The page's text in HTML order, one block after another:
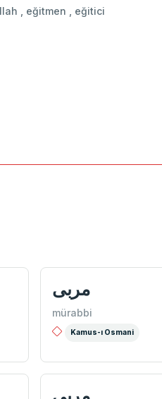
, eğitmen , eğitici
مربی
mürabbi
Kamus-ı Osmani